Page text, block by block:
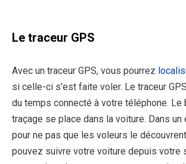
Le traceur GPS
Avec un traceur GPS, vous pourrez
si celle-ci s'est faite voler. Le traceur
du temps connecté à votre téléphone. Le
traçage se place dans la voiture. Dans
pour ne pas que les voleurs le
pouvez suivre votre voiture depuis votre